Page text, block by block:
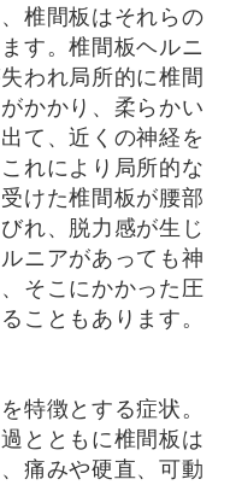
椎間板はそれらの
す。椎間板ヘルニ
われ局所的に椎間
かかり、柔らかい
て、近くの神経を
れにより局所的な
けた椎間板が腰部
れ、脱力感が生じ
ニアがあっても神
そこにかかった圧
こともあります。
特徴とする症状。
とともに椎間板は
痛みや硬直、可動